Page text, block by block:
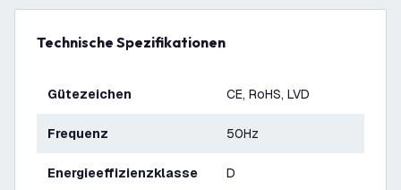
Technische Spezifikationen
Gütezeichen CE, RoHS, LVD
Frequenz 50Hz
Energieeffizienzklasse D